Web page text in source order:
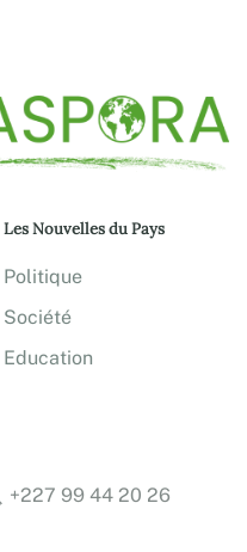
Les Nouvelles du Pays
Politique
Société
Education
+227 99 44 20 26